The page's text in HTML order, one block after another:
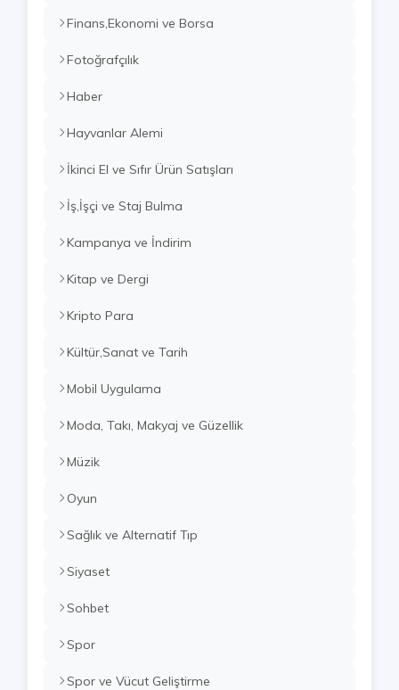
Finans,Ekonomi ve Borsa
Fotoğrafçılık
Haber
Hayvanlar Alemi
İkinci El ve Sıfır Ürün Satışları
İş,İşçi ve Staj Bulma
Kampanya ve İndirim
Kitap ve Dergi
Kripto Para
Kültür,Sanat ve Tarih
Mobil Uygulama
Moda, Takı, Makyaj ve Güzellik
Müzik
Oyun
Sağlık ve Alternatif Tıp
Siyaset
Sohbet
Spor
Spor ve Vücut Geliştirme